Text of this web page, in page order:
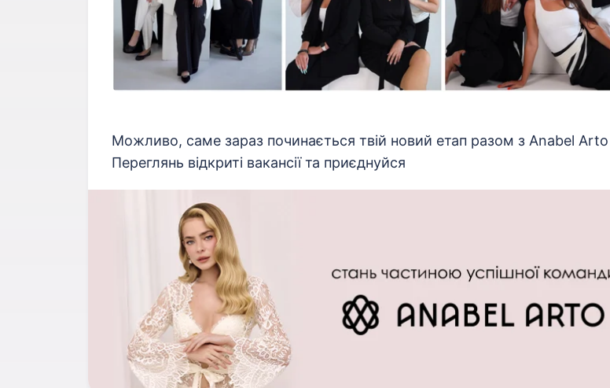
Можливо, саме зараз починається твій новий етап разом з Anabel Arto
Переглянь відкриті вакансії та приєднуйся